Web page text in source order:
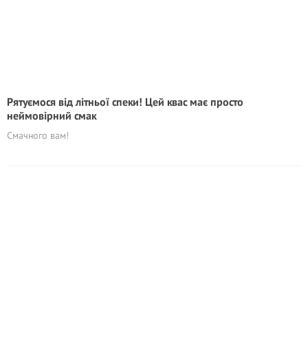
Рятyємоcя від літньої спеки! Цей квас має просто
неймовірний смак
Смачного вам!